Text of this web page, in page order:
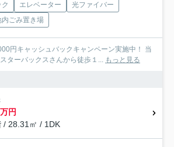
エレベーター
光ファイバー
内ごみ置き場
円キャッシュバックキャンペーン実施中！ 当
ターバックスさんから徒歩１... もっと見る
円
/ 28.31㎡ / 1DK